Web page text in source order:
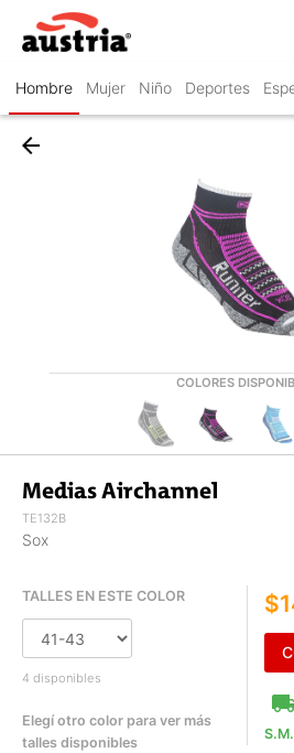
Hombre Mujer Niño Deportes
COLORES
arrow_back
Medias Airchannel
TE132B
Sox
TALLES EN ESTE COLOR
4 disponibles
Elegí otro color para ver más
talles disponibles